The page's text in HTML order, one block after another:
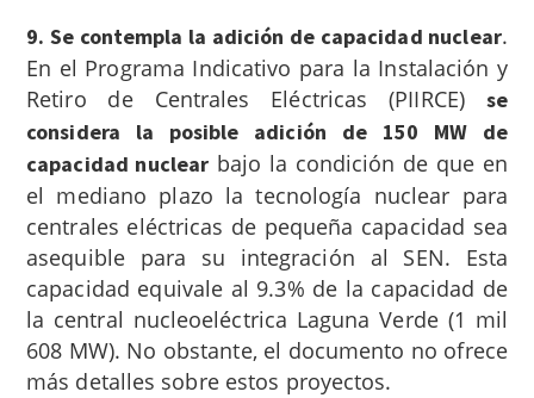
9. Se contempla la adición de capacidad nuclear.
En el Programa Indicativo para la Instalación y
Retiro de Centrales Eléctricas (PIIRCE) se
considera la posible adición de 150 MW de
capacidad nuclear bajo la condición de que en
el mediano plazo la tecnología nuclear para
centrales eléctricas de pequeña capacidad sea
asequible para su integración al SEN. Esta
capacidad equivale al 9.3% de la capacidad de
la central nucleoeléctrica Laguna Verde (1 mil
608 MW). No obstante, el documento no ofrece
más detalles sobre estos proyectos.